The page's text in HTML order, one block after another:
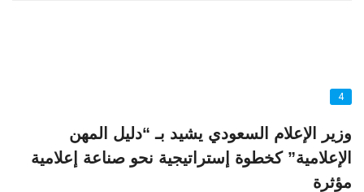
4
وزير الإعلام السعودي يشيد بـ “دليل المهن
الإعلامية” كخطوة إستراتيجية نحو صناعة إعلامية
مؤثرة